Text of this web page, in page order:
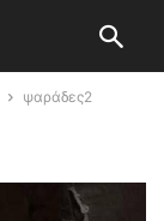
ψαράδες2